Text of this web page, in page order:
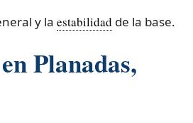
y la estabilidad de la base.
Planadas,